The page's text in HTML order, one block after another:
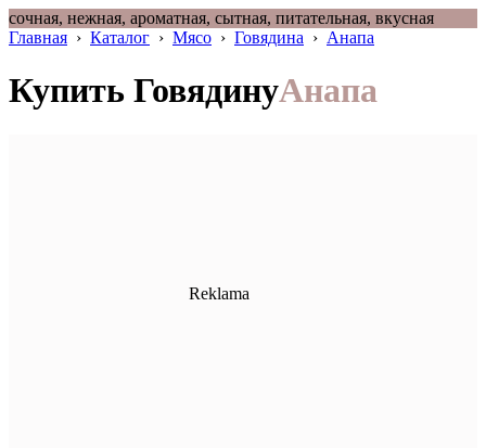
сочная, нежная, ароматная, сытная, питательная, вкусная
Главная › Каталог › Мясо › Говядина › Анапа
Купить ГовядинуАнапа